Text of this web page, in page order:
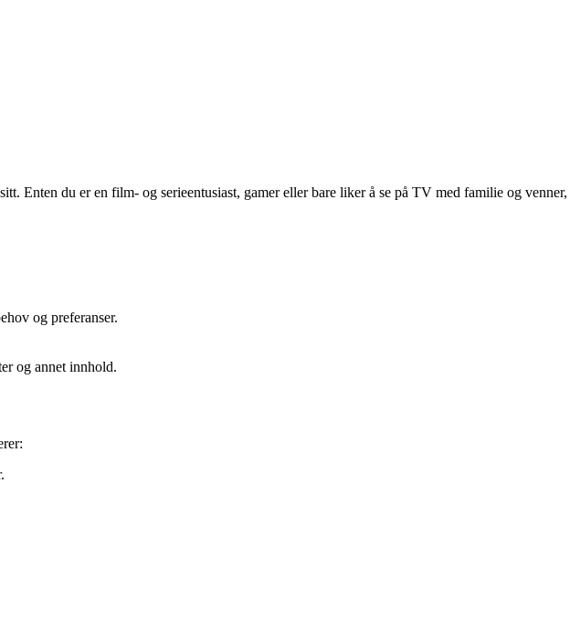
Enten du er en film- og serieentusiast, gamer eller bare liker å se på TV med familie og venner,
og preferanser.
og annet innhold.